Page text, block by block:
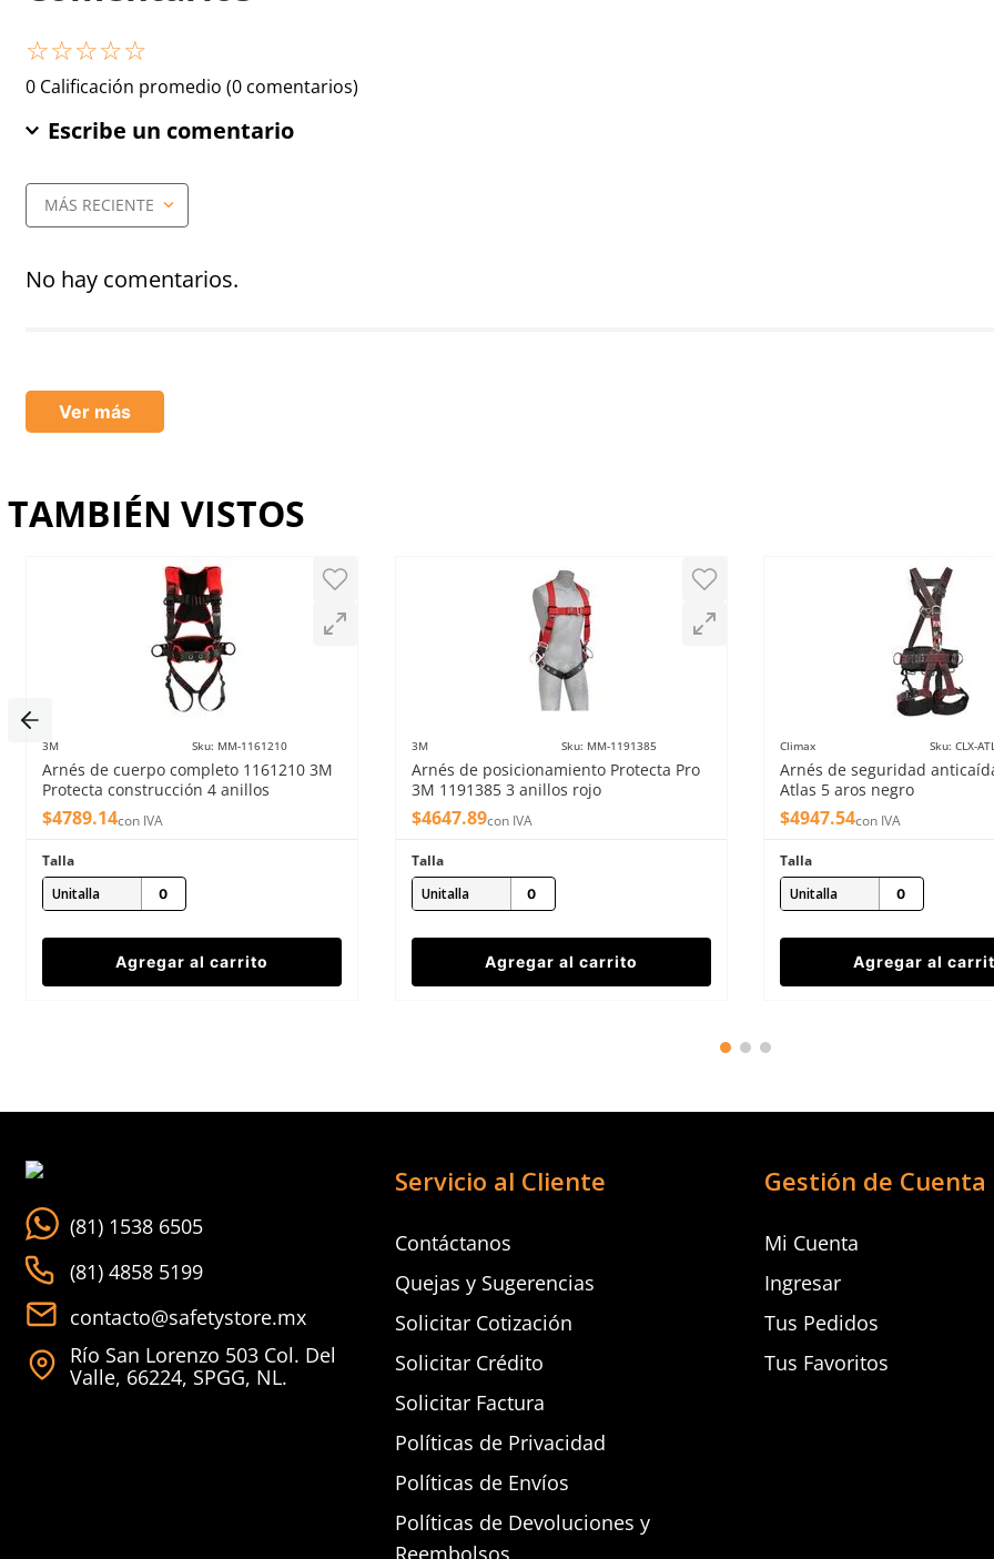
☆☆☆☆☆
0 Calificación promedio (0 comentarios)
Escribe un comentario
Agregar comentario
★★★★
Tu nombre
Dirección de email
Escribe un comentario
Enviar comentario
MÁS RECIENTE
No hay comentarios.
Ver más
TAMBIÉN VISTOS
3M Sku: MM-1161210
Arnés de cuerpo completo 1161210 3M
Protecta construcción 4 anillos
$4789.14con IVA
Talla
Unitalla
Agregar al carrito
3M Sku: MM-1191385
Arnés de posicionamiento Protecta Pro
3M 1191385 3 anillos rojo
$4647.89con IVA
Talla
Unitalla
Agregar al carrito
Climax Sku: CLX-
Arnés de seguridad
Atlas 5 aros negro
$4947.54con IVA
Talla
Unitalla
Agregar al
(81) 1538 6505
(81) 4858 5199
contacto@safetystore.mx
Río San Lorenzo 503 Col. Del
Valle, 66224, SPGG, NL.
Servicio al Cliente
Contáctanos
Quejas y Sugerencias
Solicitar Cotización
Solicitar Crédito
Solicitar Factura
Políticas de Privacidad
Políticas de Envíos
Políticas de Devoluciones y
Gestión de Cuenta
Mi Cuenta
Ingresar
Tus Pedidos
Tus Favoritos